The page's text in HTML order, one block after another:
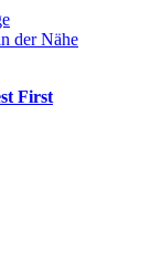
der Nähe
First